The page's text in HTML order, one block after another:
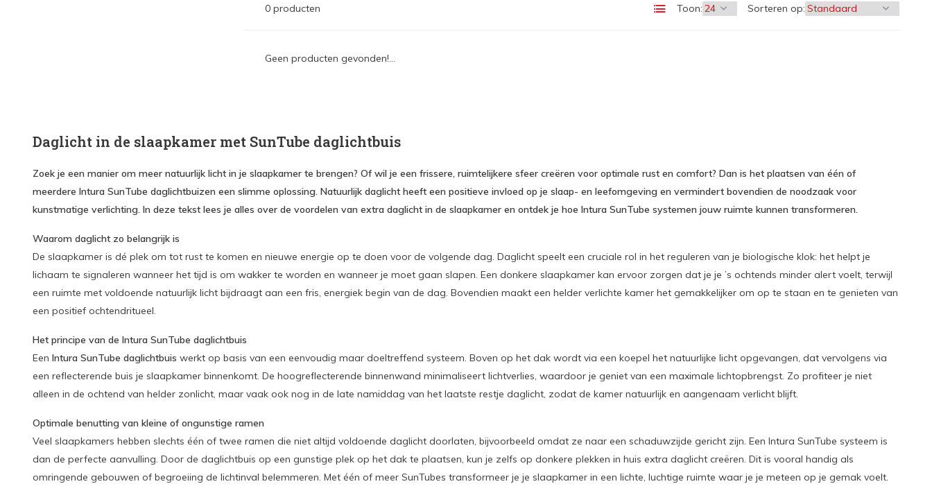
0 producten Toon: Sorteren op:
Geen producten gevonden!...
Daglicht in de slaapkamer met SunTube daglichtbuis
Zoek je een manier om meer natuurlijk licht in je slaapkamer te brengen? Of wil je een frissere, ruimtelijkere sfeer creëren voor optimale rust en comfort? Dan is het plaatsen van één of
meerdere Intura SunTube daglichtbuizen een slimme oplossing. Natuurlijk daglicht heeft een positieve invloed op je slaap- en leefomgeving en vermindert bovendien de noodzaak voor
kunstmatige verlichting. In deze tekst lees je alles over de voordelen van extra daglicht in de slaapkamer en ontdek je hoe Intura SunTube systemen jouw ruimte kunnen transformeren.
Waarom daglicht zo belangrijk is
De slaapkamer is dé plek om tot rust te komen en nieuwe energie op te doen voor de volgende dag. Daglicht speelt een cruciale rol in het reguleren van je biologische klok: het helpt je
lichaam te signaleren wanneer het tijd is om wakker te worden en wanneer je moet gaan slapen. Een donkere slaapkamer kan ervoor zorgen dat je je ’s ochtends minder alert voelt, terwijl
een ruimte met voldoende natuurlijk licht bijdraagt aan een fris, energiek begin van de dag. Bovendien maakt een helder verlichte kamer het gemakkelijker om op te staan en te genieten van
een positief ochtendritueel.
Het principe van de Intura SunTube daglichtbuis
Een Intura SunTube daglichtbuis werkt op basis van een eenvoudig maar doeltreffend systeem. Boven op het dak wordt via een koepel het natuurlijke licht opgevangen, dat vervolgens via
een reflecterende buis je slaapkamer binnenkomt. De hoogreflecterende binnenwand minimaliseert lichtverlies, waardoor je geniet van een maximale lichtopbrengst. Zo profiteer je niet
alleen in de ochtend van helder zonlicht, maar vaak ook nog in de late namiddag van het laatste restje daglicht, zodat de kamer natuurlijk en aangenaam verlicht blijft.
Optimale benutting van kleine of ongunstige ramen
Veel slaapkamers hebben slechts één of twee ramen die niet altijd voldoende daglicht doorlaten, bijvoorbeeld omdat ze naar een schaduwzijde gericht zijn. Een Intura SunTube systeem is
dan de perfecte aanvulling. Door de daglichtbuis op een gunstige plek op het dak te plaatsen, kun je zelfs op donkere plekken in huis extra daglicht creëren. Dit is vooral handig als
omringende gebouwen of begroeiing de lichtinval belemmeren. Met één of meer SunTubes transformeer je je slaapkamer in een lichte, luchtige ruimte waar je je meteen op je gemak voelt.